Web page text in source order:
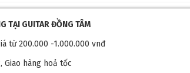
TẠI GUITAR ĐỒNG TÂM
từ 200.000 -1.000.000 vnđ
Giao hàng hoả tốc